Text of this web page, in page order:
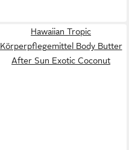
Hawaiian Tropic
Körperpflegemittel Body Butter
After Sun Exotic Coconut